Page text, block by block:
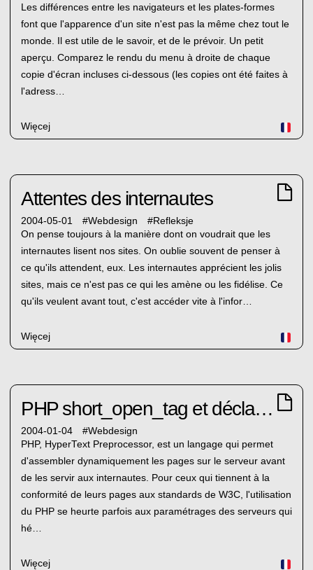
Les différences entre les navigateurs et les plates-formes
font que l'apparence d'un site n'est pas la même chez tout le
monde. Il est utile de le savoir, et de le prévoir. Un petit
aperçu. Comparez le rendu du menu à droite de chaque
copie d'écran incluses ci-dessous (les copies ont été faites à
l'adress…
Więcej
Attentes des internautes
2004-05-01 #Webdesign #Refleksje
On pense toujours à la manière dont on voudrait que les
internautes lisent nos sites. On oublie souvent de penser à
ce qu'ils attendent, eux. Les internautes apprécient les jolis
sites, mais ce n'est pas ce qui les amène ou les fidélise. Ce
qu'ils veulent avant tout, c'est accéder vite à l'infor…
Więcej
PHP short_open_tag et déclaration XM
2004-01-04 #Webdesign
PHP, HyperText Preprocessor, est un langage qui permet
d'assembler dynamiquement les pages sur le serveur avant
de les servir aux internautes. Pour ceux qui tiennent à la
conformité de leurs pages aux standards de W3C, l'utilisation
du PHP se heurte parfois aux paramétrages des serveurs qui
hé…
Więcej